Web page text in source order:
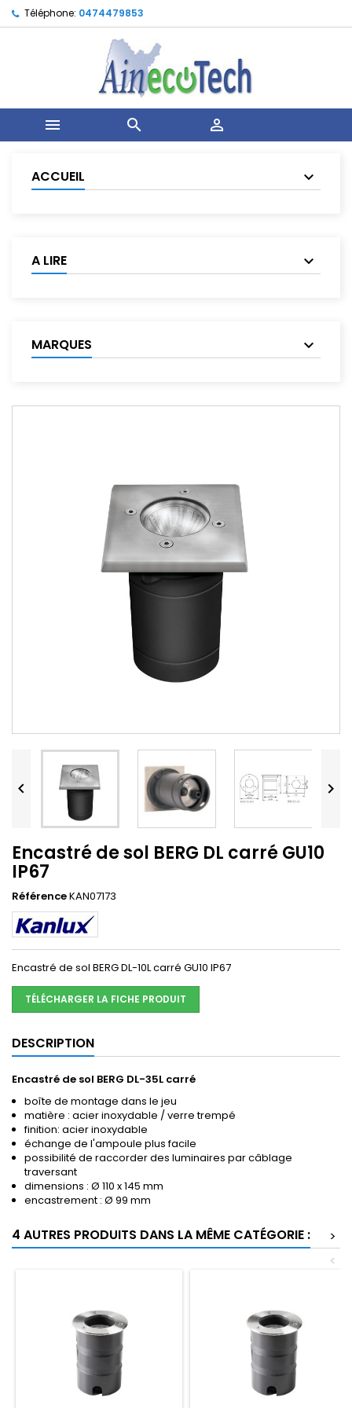
Téléphone: 0474479853
  
ACCUEIL
A LIRE
MARQUES
 
Encastré de sol BERG DL carré GU10
IP67
RéférenceKAN07173
Encastré de sol BERG DL-10L carré GU10 IP67
TÉLÉCHARGER LA FICHE PRODUIT
DESCRIPTION
Encastré de sol BERG DL-35L carré
boîte de montage dans le jeu
matière : acier inoxydable / verre trempé
finition: acier inoxydable
échange de l'ampoule plus facile
possibilité de raccorder des luminaires par câblage
traversant
dimensions : Ø 110 x 145 mm
encastrement : Ø 99 mm
4 AUTRES PRODUITS DANS LA MÊME CATÉGORIE :
>
<